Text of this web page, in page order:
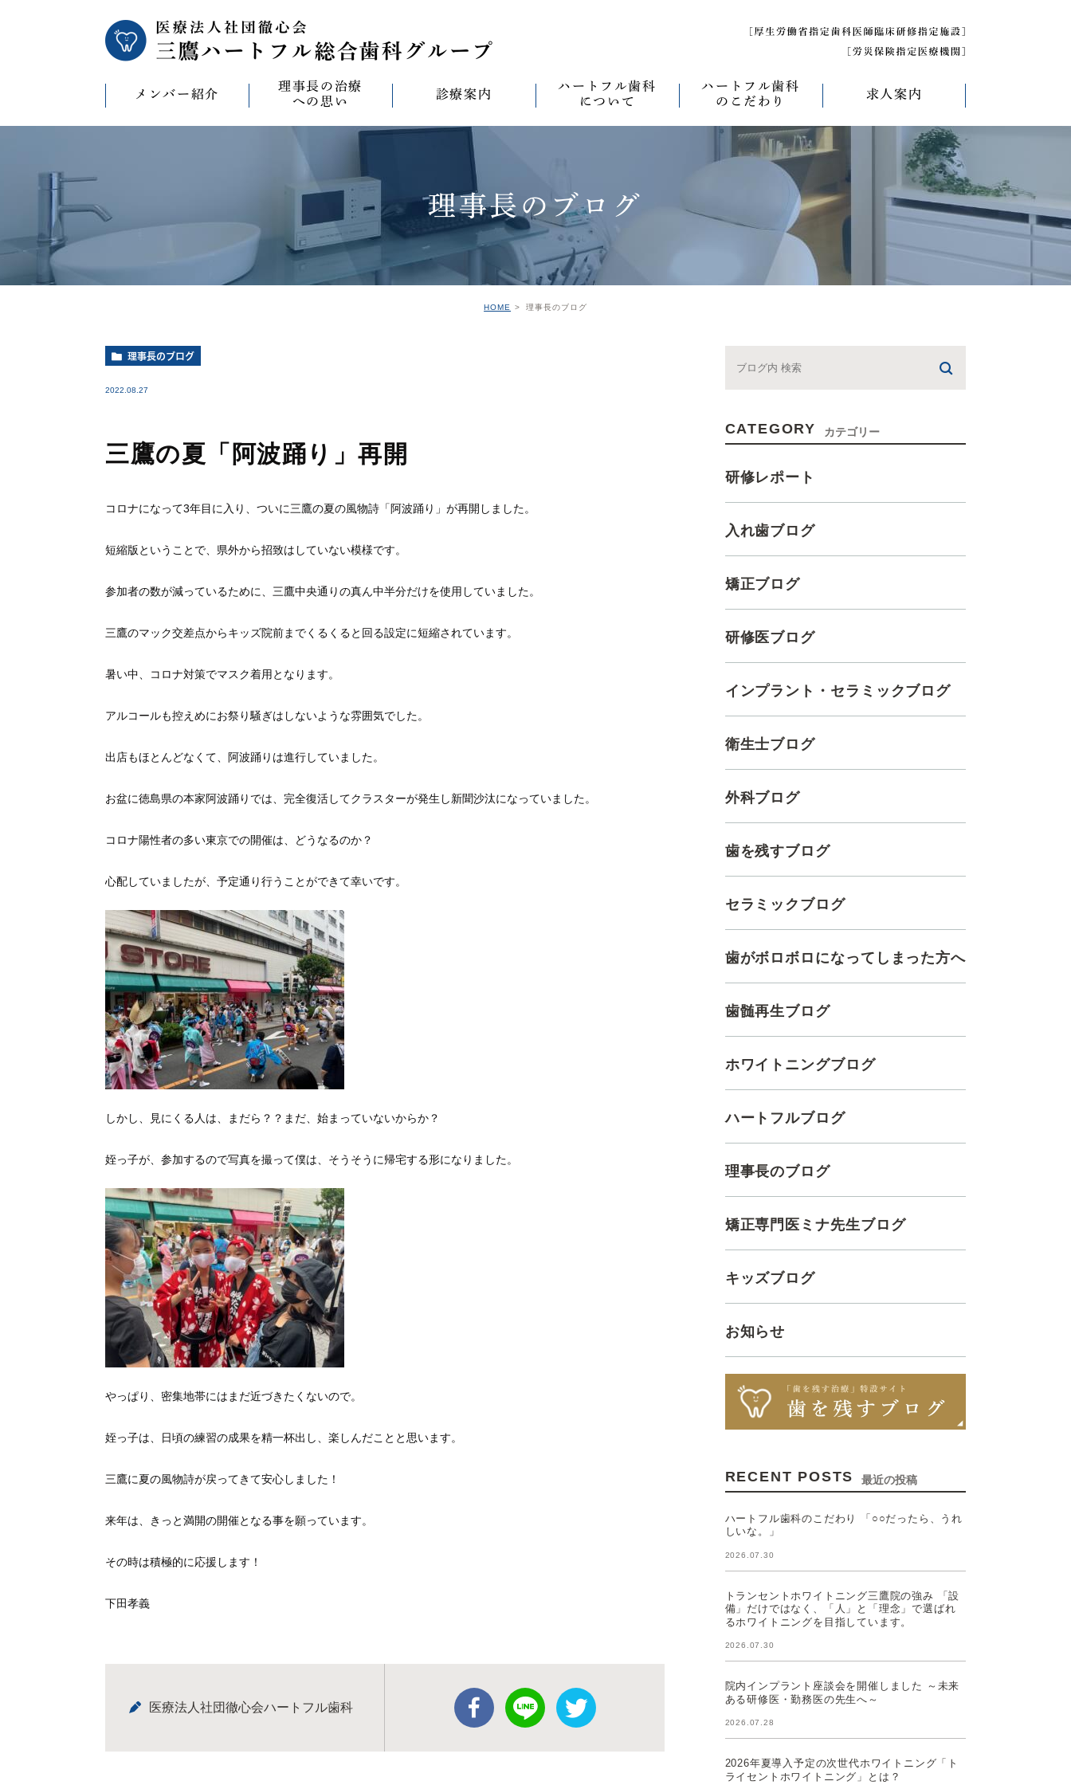
メンバー紹介
理事長の治療
への思い
CAD/CAM（オールセラミック治
療）への思い
バイコンインプラントへの思い
マウスピース型矯正装置（イン
ビザライン）への思い
診療案内
診療案内一覧
セラミック治療 ワンデイジルコニア治療
無菌化根管治療 予防・メンテナンス
インプラント オールオン4
ハートフル歯科
について
ハートフルの治療
院内設備
ハートフル歯科
グループ院の案内
ハートフル歯科
のこだわり
なるべく痛くない治療
なるべく削らない治療
なるべく抜かない治療
なるべく短期間の治療
滅菌管理について
求人案内
求人募集について
研修医募集
理事長のブログ
HOME 理事長のブログ
理事長のブログ
2022.08.27
三鷹の夏「阿波踊り」再開
コロナになって3年目に入り、ついに三鷹の夏の風物詩「阿波踊り」が再開しました。
短縮版ということで、県外から招致はしていない模様です。
参加者の数が減っているために、三鷹中央通りの真ん中半分だけを使用していました。
三鷹のマック交差点からキッズ院前までくるくると回る設定に短縮されています。
暑い中、コロナ対策でマスク着用となります。
アルコールも控えめにお祭り騒ぎはしないような雰囲気でした。
出店もほとんどなくて、阿波踊りは進行していました。
お盆に徳島県の本家阿波踊りでは、完全復活してクラスターが発生し新聞沙汰になっていました。
コロナ陽性者の多い東京での開催は、どうなるのか？
心配していましたが、予定通り行うことができて幸いです。
しかし、見にくる人は、まだら？？まだ、始まっていないからか？
姪っ子が、参加するので写真を撮って僕は、そうそうに帰宅する形になりました。
やっぱり、密集地帯にはまだ近づきたくないので。
姪っ子は、日頃の練習の成果を精一杯出し、楽しんだことと思います。
三鷹に夏の風物詩が戻ってきて安心しました！
来年は、きっと満開の開催となる事を願っています。
その時は積極的に応援します！
下田孝義
医療法人社団徹心会ハートフル歯科
CATEGORY カテゴリー
研修レポート
入れ歯ブログ
矯正ブログ
研修医ブログ
インプラント・セラミックブログ
衛生士ブログ
外科ブログ
歯を残すブログ
セラミックブログ
歯がボロボロになってしまった方へ
歯髄再生ブログ
ホワイトニングブログ
ハートフルブログ
理事長のブログ
矯正専門医ミナ先生ブログ
キッズブログ
お知らせ
RECENT POSTS 最近の投稿
ハートフル歯科のこだわり 「○○だったら、うれ
しいな。」
2026.07.30
トランセントホワイトニング三鷹院の強み 「設
備」だけではなく、「人」と「理念」で選ばれ
るホワイトニングを目指しています。
2026.07.30
院内インプラント座談会を開催しました ～未来
ある研修医・勤務医の先生へ～
2026.07.28
2026年夏導入予定の次世代ホワイトニング「ト
ライセントホワイトニング」とは？